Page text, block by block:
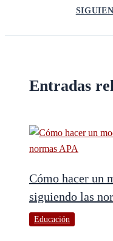
Entradas
Cómo hacer un
siguiendo las
Educación